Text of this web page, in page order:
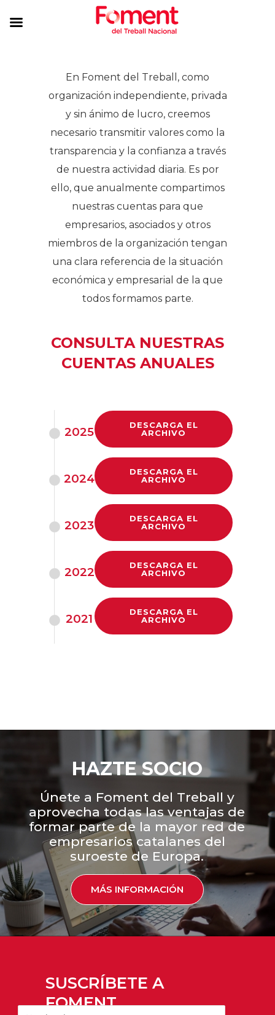
En Foment del Treball, como
organización independiente, privada
y sin ánimo de lucro, creemos
necesario transmitir valores como la
transparencia y la confianza a través
de nuestra actividad diaria. Es por
ello, que anualmente compartimos
nuestras cuentas para que
empresarios, asociados y otros
miembros de la organización tengan
una clara referencia de la situación
económica y empresarial de la que
todos formamos parte.
CONSULTA NUESTRAS
CUENTAS ANUALES
2025
DESCARGA EL
ARCHIVO
2024
DESCARGA EL
ARCHIVO
2023
DESCARGA EL
ARCHIVO
2022
DESCARGA EL
ARCHIVO
2021
DESCARGA EL
ARCHIVO
HAZTE SOCIO
Únete a Foment del Treball y
aprovecha todas las ventajas de
formar parte de la mayor red de
empresarios catalanes del
suroeste de Europa.
MÁS INFORMACIÓN
SUSCRÍBETE A
FOMENT